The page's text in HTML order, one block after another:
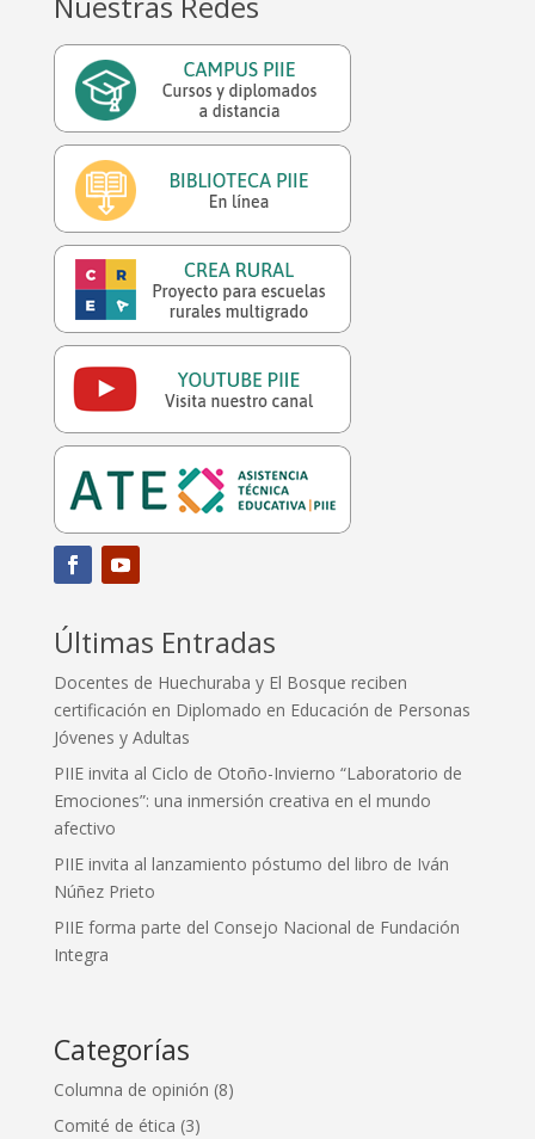
Últimas Entradas
Docentes de Huechuraba y El Bosque reciben
certificación en Diplomado en Educación de Personas
Jóvenes y Adultas
PIIE invita al Ciclo de Otoño-Invierno “Laboratorio de
Emociones”: una inmersión creativa en el mundo
afectivo
PIIE invita al lanzamiento póstumo del libro de Iván
Núñez Prieto
PIIE forma parte del Consejo Nacional de Fundación
Integra
Categorías
Columna de opinión (8)
Comité de ética (3)